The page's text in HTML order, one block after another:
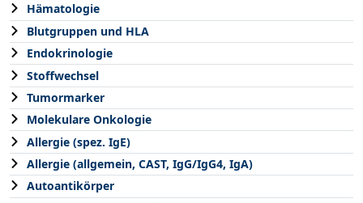
Hämatologie
Blutgruppen und HLA
Endokrinologie
Stoffwechsel
Tumormarker
Molekulare Onkologie
Allergie (spez. IgE)
Allergie (allgemein, CAST, IgG/IgG4, IgA)
Autoantikörper